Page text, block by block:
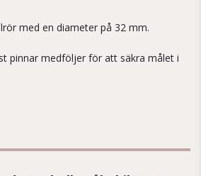
med en diameter på 32 mm.
pinnar medföljer för att säkra målet i